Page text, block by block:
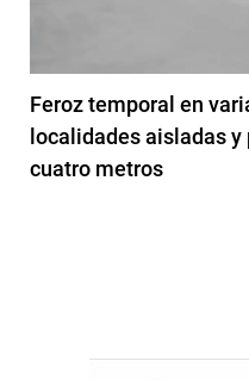
Feroz temporal en
localidades aisladas
cuatro metros